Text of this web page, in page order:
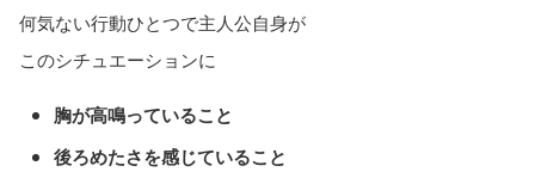
何気ない行動ひとつで主人公自身が
このシチュエーションに
胸が高鳴っていること
後ろめたさを感じていること